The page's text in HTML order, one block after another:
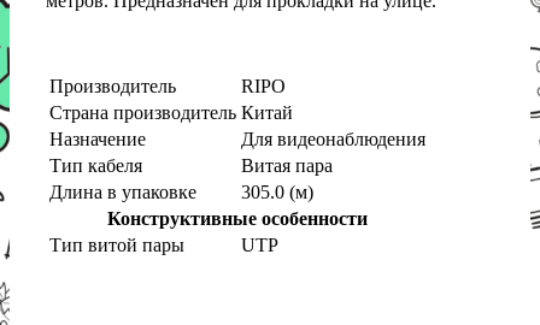
Производитель
RIPO
Страна производитель Китай
Назначение
Для видеонаблюдения
Тип кабеля
Витая пара
Длина в упаковке
305.0 (м)
Конструктивные особенности
Тип витой пары
UTP